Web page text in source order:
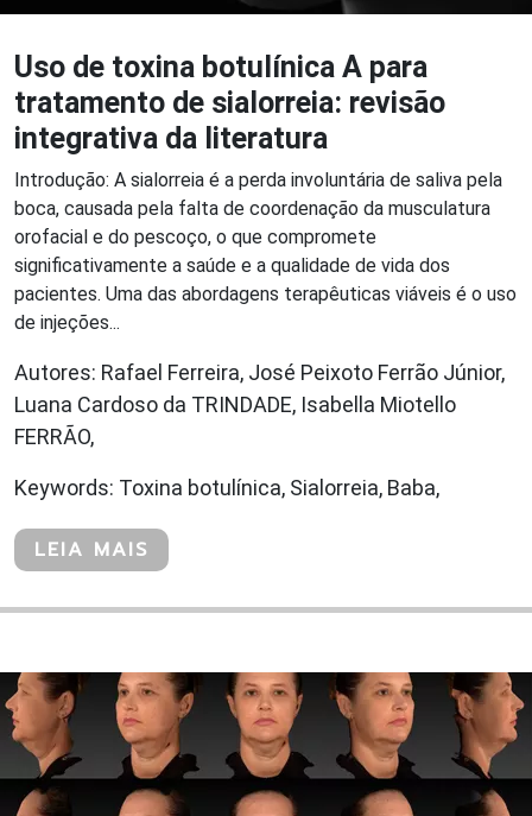
Uso de toxina botulínica A para
tratamento de sialorreia: revisão
integrativa da literatura
Introdução: A sialorreia é a perda involuntária de saliva pela
boca, causada pela falta de coordenação da musculatura
orofacial e do pescoço, o que compromete
significativamente a saúde e a qualidade de vida dos
pacientes. Uma das abordagens terapêuticas viáveis é o uso
de injeções...
Autores: Rafael Ferreira, José Peixoto Ferrão Júnior,
Luana Cardoso da TRINDADE, Isabella Miotello
FERRÃO,
Keywords: Toxina botulínica, Sialorreia, Baba,
LEIA MAIS